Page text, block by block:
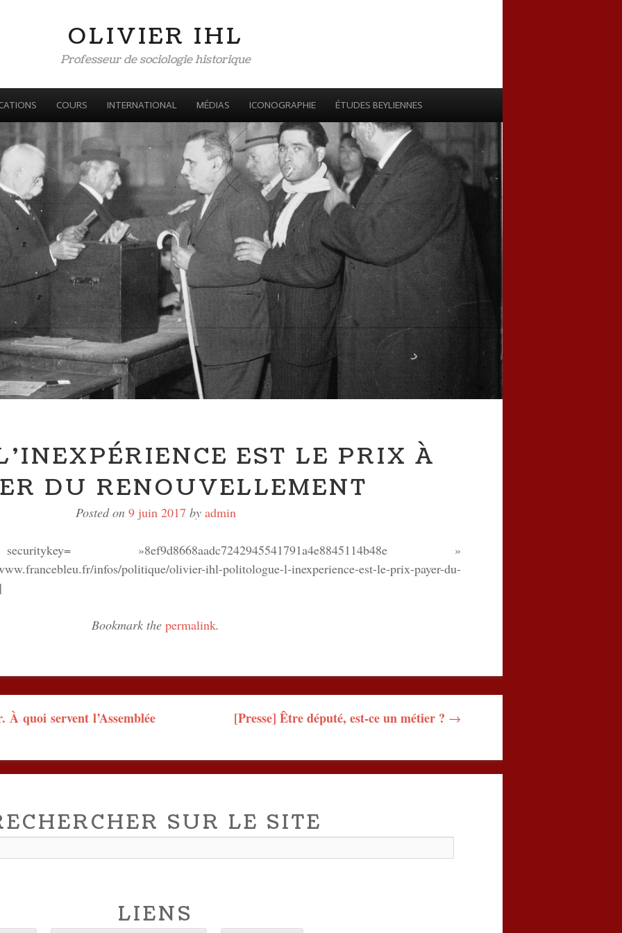
OLIVIER IHL
Professeur de sociologie historique
COURS INTERNATIONAL MÉDIAS ICONOGRAPHIE ÉTUDES BEYLIENNES
EST LE PRIX À
DU RENOUVELLEMENT
Posted on 9 juin 2017 by admin
»8ef9d8668aadc7242945541791a4e8845114b48e »
infos/politique/olivier-ihl-politologue-l-inexperience-est-le-prix-payer-du-
Bookmark the permalink.
quoi servent l’Assemblée
[Presse] Être député, est-ce un métier ? →
SUR LE SITE
LIENS